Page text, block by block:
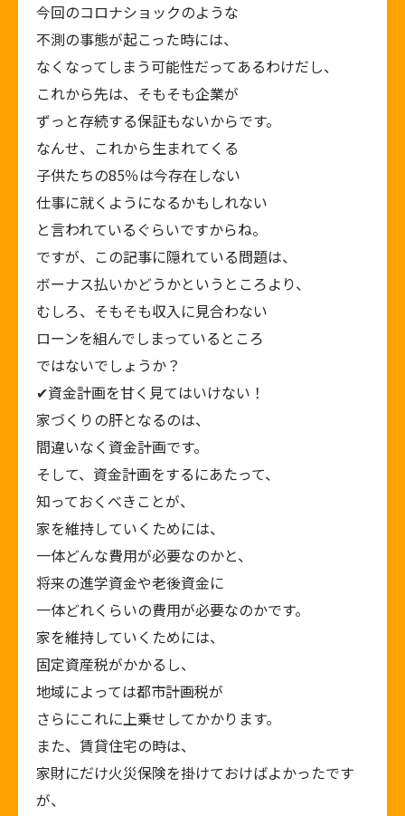
今回のコロナショックのような
不測の事態が起こった時には、
なくなってしまう可能性だってあるわけだし、
これから先は、そもそも企業が
ずっと存続する保証もないからです。
なんせ、これから生まれてくる
子供たちの85％は今存在しない
仕事に就くようになるかもしれない
と言われているぐらいですからね。
ですが、この記事に隠れている問題は、
ボーナス払いかどうかというところより、
むしろ、そもそも収入に見合わない
ローンを組んでしまっているところ
ではないでしょうか？
✔︎資金計画を甘く見てはいけない！
家づくりの肝となるのは、
間違いなく資金計画です。
そして、資金計画をするにあたって、
知っておくべきことが、
家を維持していくためには、
一体どんな費用が必要なのかと、
将来の進学資金や老後資金に
一体どれくらいの費用が必要なのかです。
家を維持していくためには、
固定資産税がかかるし、
地域によっては都市計画税が
さらにこれに上乗せしてかかります。
また、賃貸住宅の時は、
家財にだけ火災保険を掛けておけばよかったです
が、